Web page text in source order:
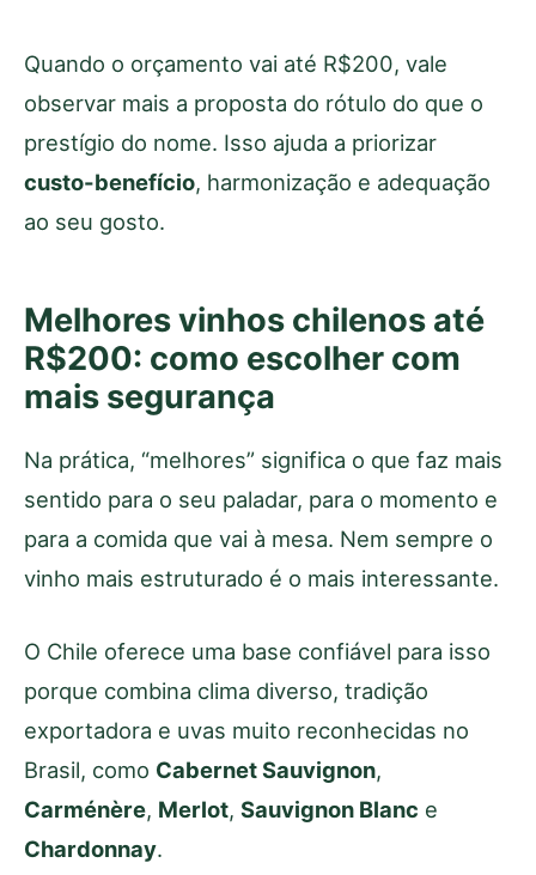
Quando o orçamento vai até R$200, vale
observar mais a proposta do rótulo do que o
prestígio do nome. Isso ajuda a priorizar
custo-benefício, harmonização e adequação
ao seu gosto.
Melhores vinhos chilenos até
R$200: como escolher com
mais segurança
Na prática, “melhores” significa o que faz mais
sentido para o seu paladar, para o momento e
para a comida que vai à mesa. Nem sempre o
vinho mais estruturado é o mais interessante.
O Chile oferece uma base confiável para isso
porque combina clima diverso, tradição
exportadora e uvas muito reconhecidas no
Brasil, como Cabernet Sauvignon,
Carménère, Merlot, Sauvignon Blanc e
Chardonnay.